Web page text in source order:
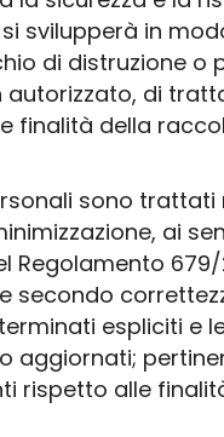
svilupperà in
di distruzione o
autorizzato, di
finalità della
sono trattati
ai
Regolamento
secondo
espliciti e
aggiornati;
rispetto alle